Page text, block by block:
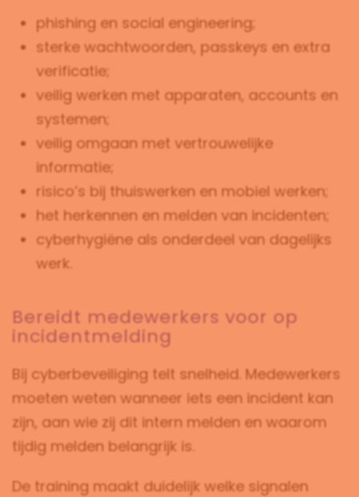
phishing en social engineering;
sterke wachtwoorden, passkeys en extra
verificatie;
veilig werken met apparaten, accounts en
systemen;
veilig omgaan met vertrouwelijke
informatie;
risico’s bij thuiswerken en mobiel werken;
het herkennen en melden van incidenten;
cyberhygiëne als onderdeel van dagelijks
werk.
Bereidt medewerkers voor op
incidentmelding
Bij cyberbeveiliging telt snelheid. Medewerkers
moeten weten wanneer iets een incident kan
zijn, aan wie zij dit intern melden en waarom
tijdig melden belangrijk is.
De training maakt duidelijk welke signalen